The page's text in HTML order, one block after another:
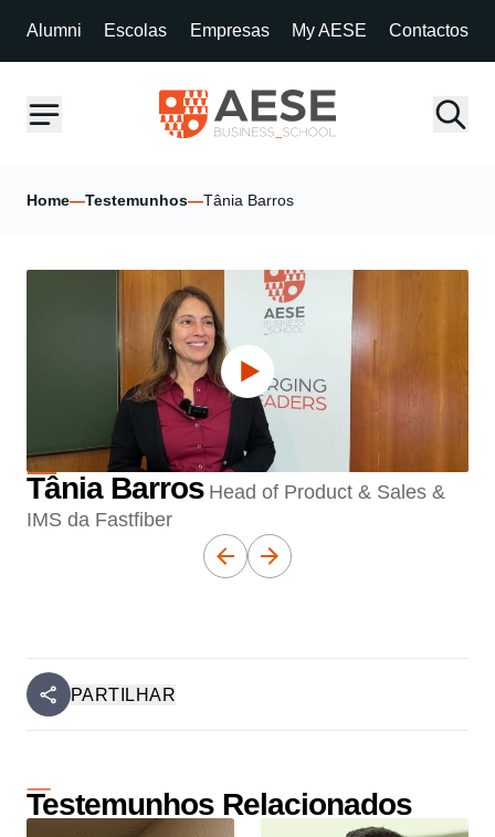
Alumni Escolas Empresas My AESE Contactos
Home—Testemunhos—Tânia Barros
Tânia Barros Head of Product & Sales &
IMS da Fastfiber
PARTILHAR
Testemunhos Relacionados